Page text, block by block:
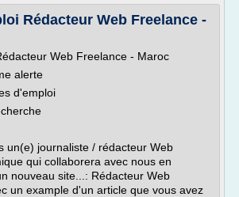
Rédacteur Web Freelance -
Web Freelance - Maroc
alerte
d'emploi
un(e) journaliste / rédacteur Web
qui collaborera avec nous en
nouveau site...: Rédacteur Web
un example d'un article que vous avez